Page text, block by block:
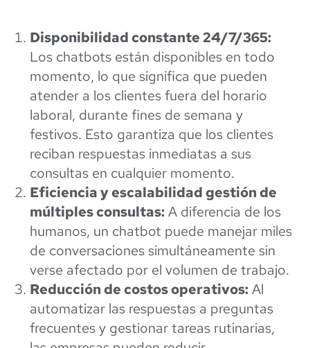
Disponibilidad constante 24/7/365:
Los chatbots están disponibles en todo
momento, lo que significa que pueden
atender a los clientes fuera del horario
laboral, durante fines de semana y
festivos. Esto garantiza que los clientes
reciban respuestas inmediatas a sus
consultas en cualquier momento.
Eficiencia y escalabilidad gestión de
múltiples consultas:A diferencia de los
humanos, un chatbot puede manejar miles
de conversaciones simultáneamente sin
verse afectado por el volumen de trabajo.
Reducción de costos operativos:Al
automatizar las respuestas a preguntas
frecuentes y gestionar tareas rutinarias,